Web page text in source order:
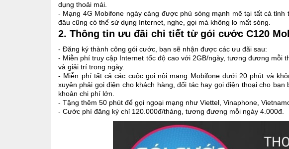
dụng thoải mái.
- Mạng 4G Mobifone ngày càng được phủ sóng mạnh mẽ tại tất cả
đâu cũng có thể sử dụng Internet, nghe, gọi mà không lo mất sóng.
2. Thông tin ưu đãi chi tiết từ gói cước C120
- Đăng ký thành công gói cước, bạn sẽ nhận được các ưu đãi sau:
- Miễn phí truy cập Internet tốc độ cao với 2GB/ngày, tương đương mỗi
và giải trí trong ngày.
- Miễn phí tất cả các cuộc gọi nội mạng Mobifone dưới 20 phút và
xuyên phải gọi điện cho khách hàng, đối tác hay gọi điện thoại cho
khoản chi phí lớn.
- Tặng thêm 50 phút để gọi ngoại mạng như Viettel, Vinaphone,
- Cước phí đăng ký chỉ 120.000đ/tháng, tương đương mỗi ngày 4.000đ.